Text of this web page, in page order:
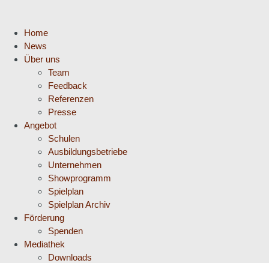
Home
News
Über uns
Team
Feedback
Referenzen
Presse
Angebot
Schulen
Ausbildungsbetriebe
Unternehmen
Showprogramm
Spielplan
Spielplan Archiv
Förderung
Spenden
Mediathek
Downloads